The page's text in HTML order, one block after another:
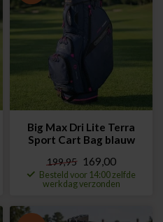
Big Max Dri Lite Terra
Sport Cart Bag blauw
199,95 169,00
Besteld voor 14:00 zelfde
werkdag verzonden